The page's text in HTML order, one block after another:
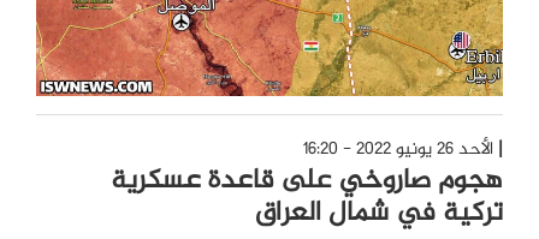
الأحد 26 يونيو 2022 - 16:20
هجوم صاروخي على قاعدة عسكرية
تركية في شمال العراق